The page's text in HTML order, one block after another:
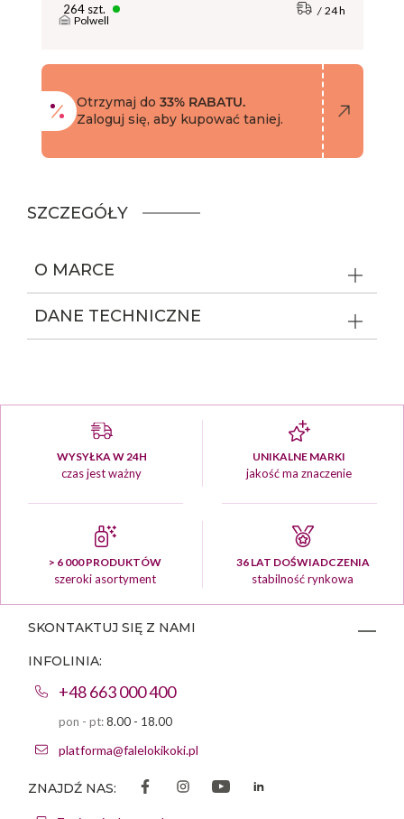
264 szt.
Polwell
24 h
Otrzymaj do 33% RABATU.
Zaloguj się, aby kupować taniej.
SZCZEGÓŁY
O MARCE
DANE TECHNICZNE
WYSYŁKA W 24H
czas jest ważny
UNIKALNE MARKI
jakość ma znaczenie
> 6 000 PRODUKTÓW
szeroki asortyment
36 LAT DOŚWIADCZENIA
stabilność rynkowa
SKONTAKTUJ SIĘ Z NAMI
INFOLINIA:
+48 663 000 400
pon - pt:8.00 - 18.00
platforma@falelokikoki.pl
ZNAJDŹ NAS: